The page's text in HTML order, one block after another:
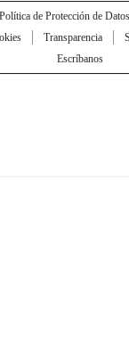
Política de Protección de Datos
Transparencia
Escríbanos